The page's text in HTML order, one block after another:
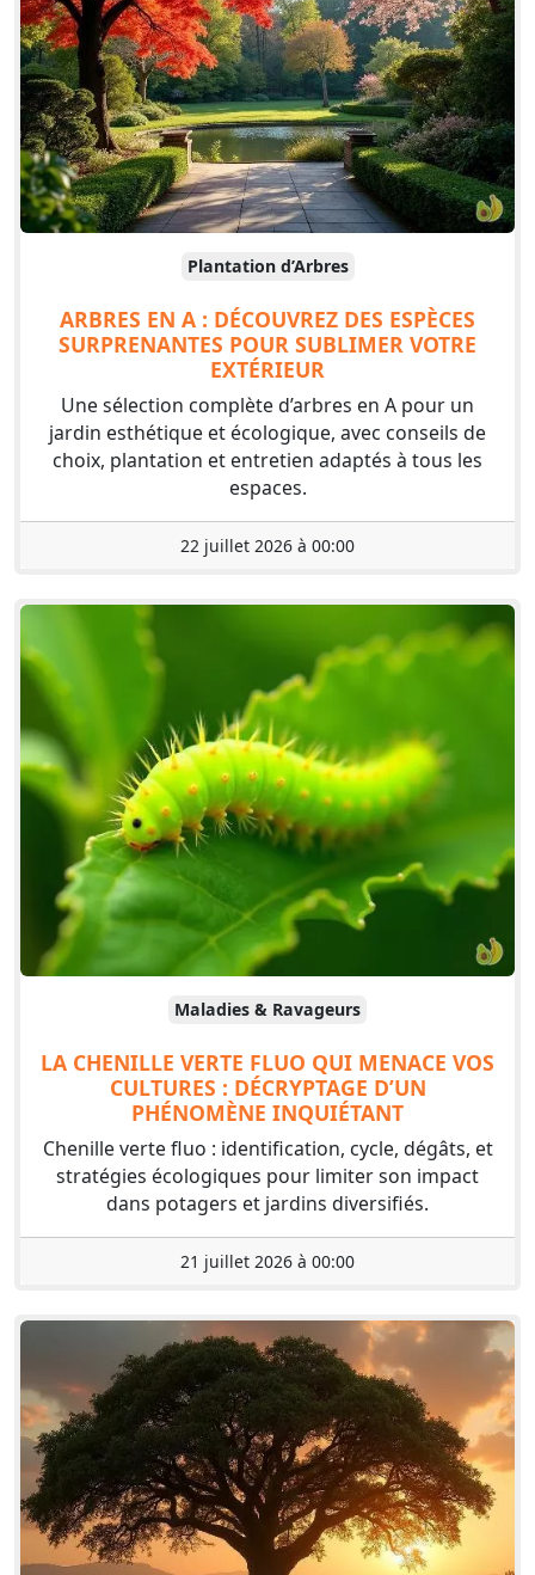
Plantation d’Arbres
ARBRES EN A : DÉCOUVREZ DES ESPÈCES
SURPRENANTES POUR SUBLIMER VOTRE
EXTÉRIEUR
Une sélection complète d’arbres en A pour un
jardin esthétique et écologique, avec conseils de
choix, plantation et entretien adaptés à tous les
espaces.
22 juillet 2026 à 00:00
Maladies & Ravageurs
LA CHENILLE VERTE FLUO QUI MENACE VOS
CULTURES : DÉCRYPTAGE D’UN
PHÉNOMÈNE INQUIÉTANT
Chenille verte fluo : identification, cycle, dégâts, et
stratégies écologiques pour limiter son impact
dans potagers et jardins diversifiés.
21 juillet 2026 à 00:00